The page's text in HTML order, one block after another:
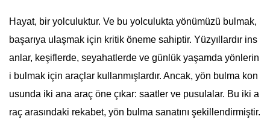
Hayat, bir yolculuktur. Ve bu yolculukta yönümüzü bulmak,
başarıya ulaşmak için kritik öneme sahiptir. Yüzyıllardır ins
anlar, keşiflerde, seyahatlerde ve günlük yaşamda yönlerin
i bulmak için araçlar kullanmışlardır. Ancak, yön bulma kon
usunda iki ana araç öne çıkar: saatler ve pusulalar. Bu iki a
raç arasındaki rekabet, yön bulma sanatını şekillendirmiştir.